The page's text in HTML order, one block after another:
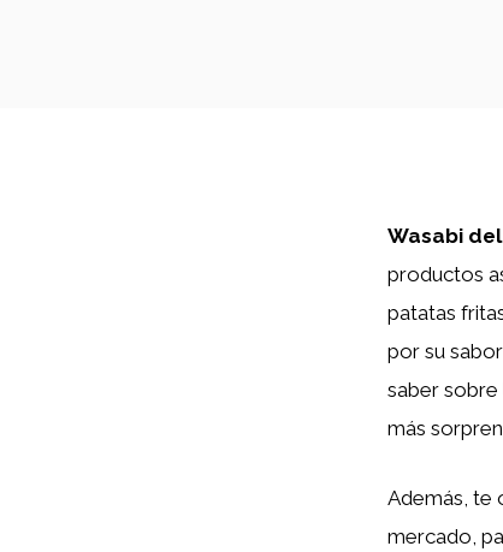
Wasabi
productos
patatas
por su
saber sobre
más
Además, te
mercado,